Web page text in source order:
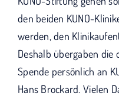
den beiden KUNO-
werden, den
Deshalb übergaben die
Spende persönlich an
Hans Brockard. Vielen